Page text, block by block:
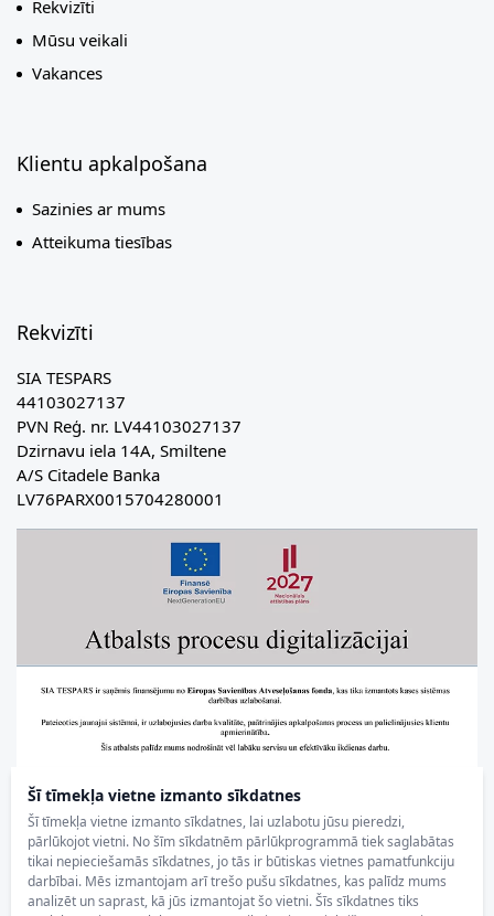
Šī tīmekļa vietne izmanto sīkdatnes
Šī tīmekļa vietne izmanto sīkdatnes, lai uzlabotu jūsu pieredzi,
pārlūkojot vietni. No šīm sīkdatnēm pārlūkprogrammā tiek saglabātas
tikai nepieciešamās sīkdatnes, jo tās ir būtiskas vietnes pamatfunkciju
darbībai. Mēs izmantojam arī trešo pušu sīkdatnes, kas palīdz mums
analizēt un saprast, kā jūs izmantojat šo vietni. Šīs sīkdatnes tiks
Rekvizīti
Mūsu veikali
Vakances
Klientu apkalpošana
Sazinies ar mums
Atteikuma tiesības
Rekvizīti
SIA TESPARS
44103027137
PVN Reģ. nr. LV44103027137
Dzirnavu iela 14A, Smiltene
A/S Citadele Banka
LV76PARX0015704280001